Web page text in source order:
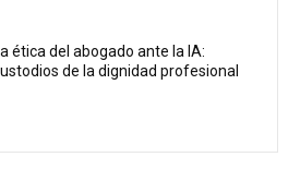
ética del abogado ante la IA:
de la dignidad profesional